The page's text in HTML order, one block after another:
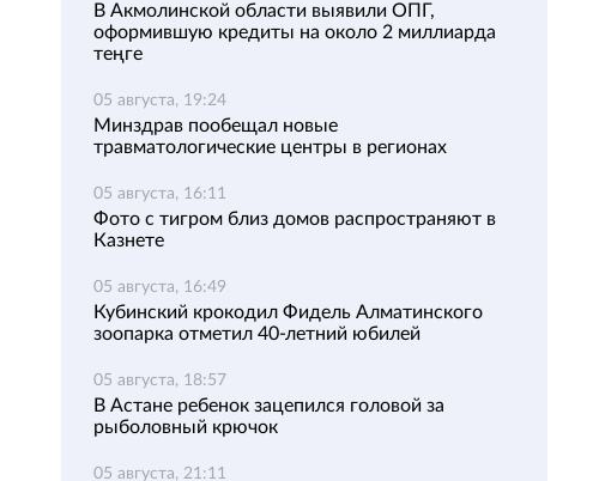
В Акмолинской области выявили ОПГ,
оформившую кредиты на около 2 миллиарда
теңге
05 августа, 19:24
Минздрав пообещал новые
травматологические центры в регионах
05 августа, 16:11
Фото с тигром близ домов распространяют в
Казнете
05 августа, 16:49
Кубинский крокодил Фидель Алматинского
зоопарка отметил 40-летний юбилей
05 августа, 18:57
В Астане ребенок зацепился головой за
рыболовный крючок
05 августа, 21:11